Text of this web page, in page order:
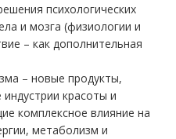
психологических
и мозга (физиологии и
– как дополнительная
– новые продукты,
красоты и
комплексное влияние на
метаболизм и